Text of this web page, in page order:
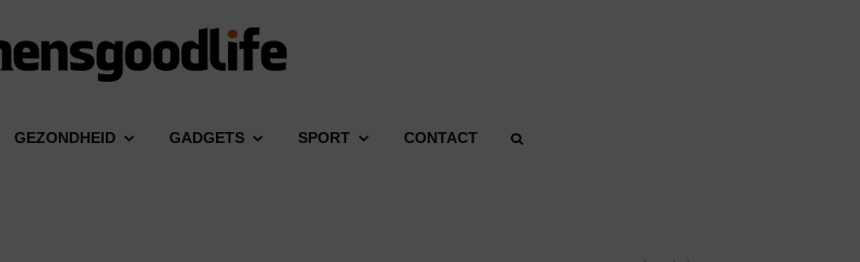
GEZONDHEID GADGETS SPORT CONTACT